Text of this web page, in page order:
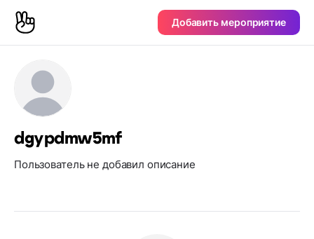
Добавить мероприятие
dgypdmw5mf
Пользователь не добавил описание